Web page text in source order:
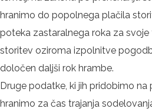
hranimo do popolnega plačila
poteka zastaralnega roka za
storitev oziroma izpolnitve
določen daljši rok hrambe.
Druge podatke, ki jih pridobimo
hranimo za čas trajanja